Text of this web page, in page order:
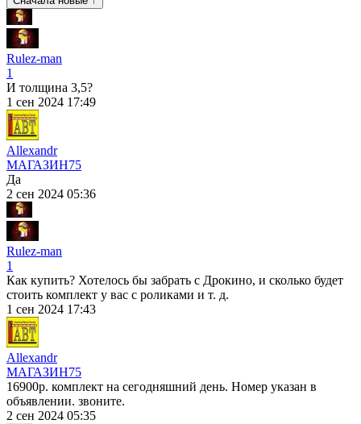
Rulez-man
1
И толщина 3,5?
1 сен 2024 17:49
Allexandr
МАГАЗИН75
Да
2 сен 2024 05:36
Rulez-man
1
Как купить? Хотелось бы забрать с Дрокино, и сколько будет
стоить комплект у вас с роликами и т. д.
1 сен 2024 17:43
Allexandr
МАГАЗИН75
16900р. комплект на сегодняшний день. Номер указан в
объявлении. звоните.
2 сен 2024 05:35